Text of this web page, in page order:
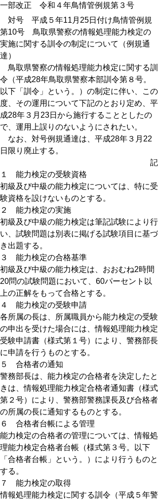
一部改正 令和４年鳥情管例規第３号
対号 平成５年11月25日付け鳥情管例規
第10号 鳥取県警察の情報処理能力検定の
実施に関する訓令の制定について（例規通
達）
鳥取県警察の情報処理能力検定に関する訓
令（平成28年鳥取県警察本部訓令第８号。
以下「訓令」という。）の制定に伴い、この
度、その運用について下記のとおり定め、平
成28年３月23日から施行することとしたの
で、運用上誤りのないようにされたい。
なお、対号例規通達は、平成28年３月22
日限り廃止する。
記
１ 能力検定の受験資格
初級及び中級の能力検定については、特に受
験資格を設けないものとする。
２ 能力検定の実施
初級及び中級の能力検定は筆記試験により行
い、試験問題は別表に掲げる試験項目に基づ
き出題する。
３ 能力検定の合格基準
初級及び中級の能力検定は、おおむね2時間
20問の試験問題において、60パーセント以
上の正解をもって合格とする。
４ 能力検定の受験申請
各所属の長は、所属職員から能力検定の受験
の申出を受けた場合には、情報処理能力検定
受験申請書（様式第１号）により、警務部長
に申請を行うものとする。
５ 合格者の通知
警務部長は、能力検定の合格者を決定したと
きは、情報処理能力検定合格者通知書（様式
第２号）により、警務部警務課長及び合格者
の所属の長に通知するものとする。
６ 合格者台帳による管理
能力検定の合格者の管理については、情報処
理能力検定合格者台帳（様式第３号。以下
「合格者台帳」という。）により行うものと
する。
７ 能力検定の取得
情報処理能力検定に関する訓令（平成５年警